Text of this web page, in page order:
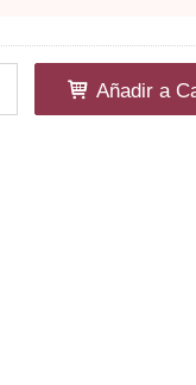
Añadir a